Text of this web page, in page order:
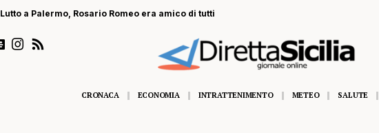
Lutto a Palermo, Rosario Romeo era amico di tutti
CRONACA ECONOMIA INTRATTENIMENTO METEO SALUTE